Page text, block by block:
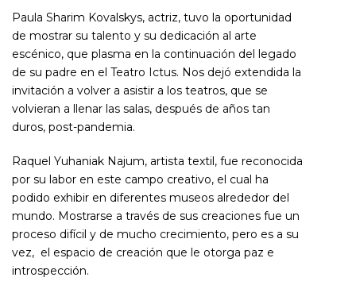
Paula Sharim Kovalskys, actriz, tuvo la oportunidad
de mostrar su talento y su dedicación al arte
escénico, que plasma en la continuación del legado
de su padre en el Teatro Ictus. Nos dejó extendida la
invitación a volver a asistir a los teatros, que se
volvieran a llenar las salas, después de años tan
duros, post-pandemia.
Raquel Yuhaniak Najum, artista textil, fue reconocida
por su labor en este campo creativo, el cual ha
podido exhibir en diferentes museos alrededor del
mundo. Mostrarse a través de sus creaciones fue un
proceso difícil y de mucho crecimiento, pero es a su
vez, el espacio de creación que le otorga paz e
introspección.